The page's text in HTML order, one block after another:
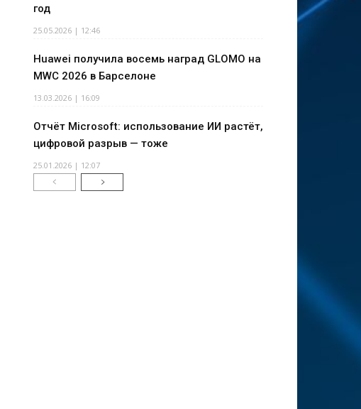
год
25.05.2026 | 12:46
Huawei получила восемь наград GLOMO на
MWC 2026 в Барселоне
13.03.2026 | 16:09
Отчёт Microsoft: использование ИИ растёт,
цифровой разрыв — тоже
25.01.2026 | 12:07